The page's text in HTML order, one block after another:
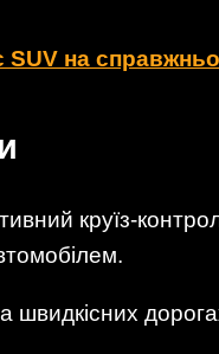
на
круїз-
швидкісних